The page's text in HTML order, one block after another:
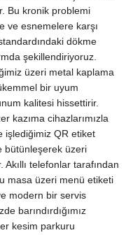
Bu kronik problemi
ve esnemelere karşı
dökme
şekillendiriyoruz.
üzeri metal kaplama
bir uyum
kalitesi hissettirir.
kazıma cihazlarımızla
işlediğimiz QR etiket
bütünleşerek üzeri
Akıllı telefonlar tarafından
masa üzeri menü etiketi
modern bir servis
barındırdığımız
kesim parkuru